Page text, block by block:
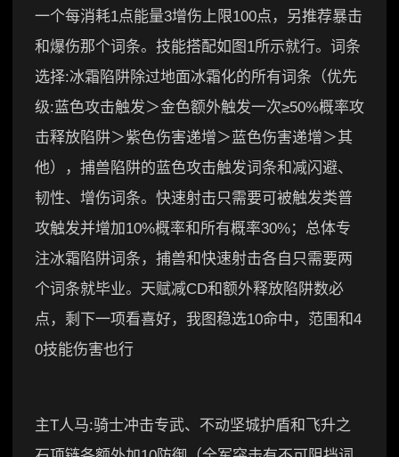
一个每消耗1点能量3增伤上限100点，另推荐暴击
和爆伤那个词条。技能搭配如图1所示就行。词条
选择:冰霜陷阱除过地面冰霜化的所有词条（优先
级:蓝色攻击触发＞金色额外触发一次≥50%概率攻
击释放陷阱＞紫色伤害递增＞蓝色伤害递增＞其
他），捕兽陷阱的蓝色攻击触发词条和减闪避、
韧性、增伤词条。快速射击只需要可被触发类普
攻触发并增加10%概率和所有概率30%；总体专
注冰霜陷阱词条，捕兽和快速射击各自只需要两
个词条就毕业。天赋减CD和额外释放陷阱数必
点，剩下一项看喜好，我图稳选10命中，范围和4
0技能伤害也行
主T人马:骑士冲击专武、不动坚城护盾和飞升之